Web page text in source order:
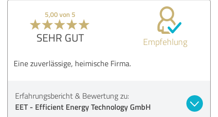
5,00 von 5
SEHR GUT Empfehlung
Eine zuverlässige, heimische Firma.
Erfahrungsbericht & Bewertung zu:
EET - Efficient Energy Technology GmbH